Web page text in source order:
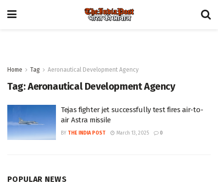
Home Tag Aeronautical Development Agency
Tag:Aeronautical Development Agency
Tejas fighter jet successfully test fires air-to-
air Astra missile
BY THE INDIA POST March 13, 2025 0
POPULAR NEWS